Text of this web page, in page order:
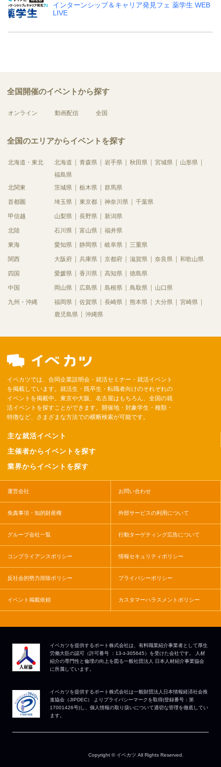
インターンシップ＆キャリア発見フェ 薬学生 WEB
LIVE
全国開催のイベントから探す
オンライン 動画配信 全国
全国のエリアからイベントを探す
北海道・東北 北海道 青森県 岩手県 秋田県 宮城県
山形県
福島県
北関東
茨城県 栃木県 群馬県
首都圏 埼玉県 東京都 神奈川県 千葉県
甲信越 山梨県 長野県 新潟県
北陸 石川県 富山県 福井県
東海 愛知県 静岡県 岐阜県 三重県
関西 大阪府 兵庫県 京都府 滋賀県 奈良県 和歌山県
四国 愛媛県 香川県 高知県 徳島県
中国 岡山県 広島県 島根県 鳥取県 山口県
九州・沖縄 福岡県 佐賀県 長崎県 熊本県 大分県
宮崎県
鹿児島県
沖縄県
イベカツでは、合同企業説明会・就活セミナー・就活イベント
を掲載しています。就活生・既卒生・転職者向けのそれぞれの
イベントを掲載中。東京や大阪、名古屋はもちろん、全国の就
活イベントを探すことができます。開催地・対象学生・種類・
特徴など、さまざまな方法での横断検索が可能です。
主な就活イベント
主催者からイベントを探す
業界からイベントを探す
運営会社 お問い合わせ
免責事項・知的財産権 外部サービスの利用について
グループ会社一覧 行動ターゲティング広告について
コンプライアンスポリシー 情報セキュリティポリシー
反社会的勢力排除ポリシー プライバシーポリシー
イベント掲載依頼 カスタマーハラスメントポリシー